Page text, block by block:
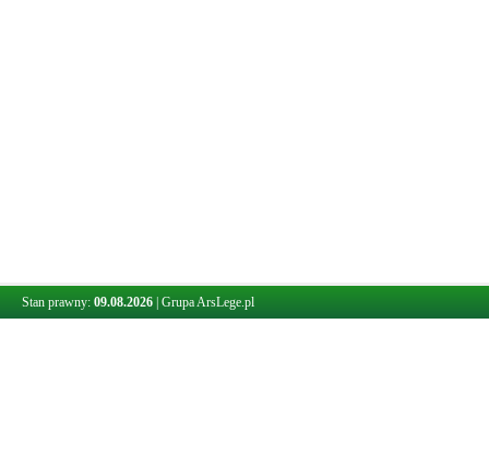
Stan prawny: 09.08.2026 Grupa ArsLege.pl